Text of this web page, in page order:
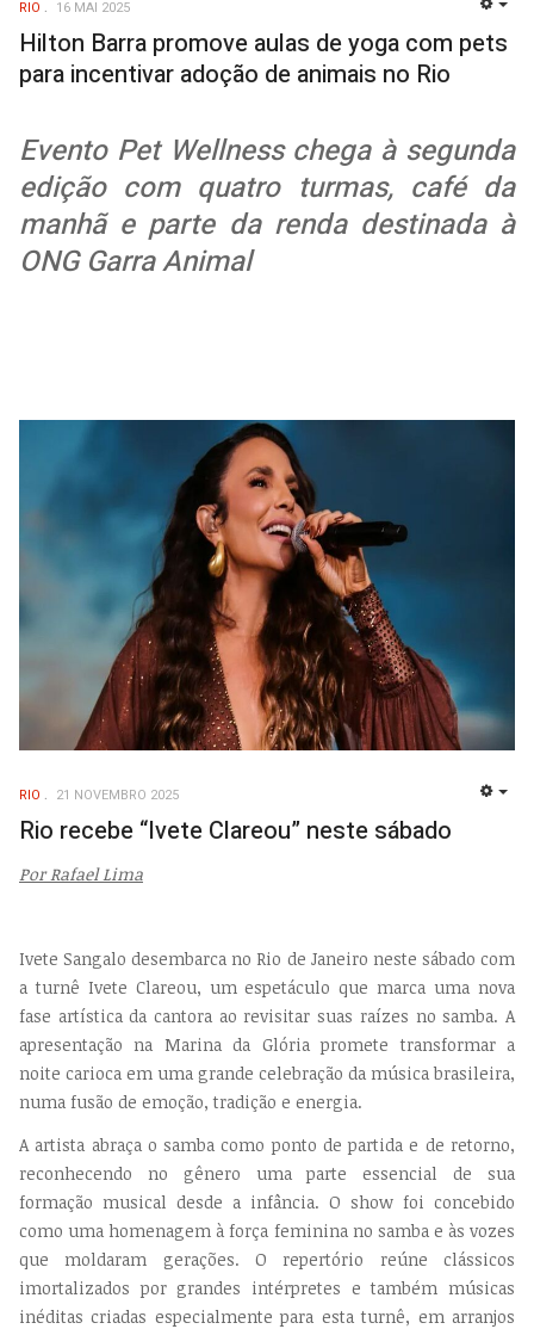
RIO 16 MAI 2025
Hilton Barra promove aulas de yoga com pets
para incentivar adoção de animais no Rio
Evento Pet Wellness chega à segunda
edição com quatro turmas, café da
manhã e parte da renda destinada à
ONG GarraAnimal
RIO 21 NOVEMBRO 2025
Rio recebe “Ivete Clareou” neste sábado
Por Rafael Lima
Ivete Sangalo desembarca no Rio de Janeiro neste sábado com
a turnê Ivete Clareou, um espetáculo que marca uma nova
fase artística da cantora ao revisitar suas raízes no samba. A
apresentação na Marina da Glória promete transformar a
noite carioca em uma grande celebração da música brasileira,
numa fusão de emoção, tradição e energia.
A artista abraça o samba como ponto de partida e de retorno,
reconhecendo no gênero uma parte essencial de sua
formação musical desde a infância. O show foi concebido
como uma homenagem à força feminina no samba e às vozes
que moldaram gerações. O repertório reúne clássicos
imortalizados por grandes intérpretes e também músicas
inéditas criadas especialmente para esta turnê, em arranjos